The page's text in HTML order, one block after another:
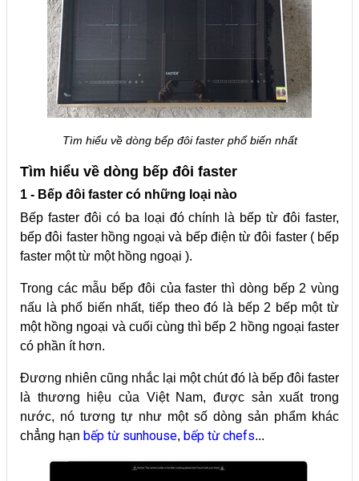
Tìm hiểu về dòng bếp đôi faster phổ biến nhất
Tìm hiểu về dòng bếp đôi faster
1 - Bếp đôi faster có những loại nào
Bếp faster đôi có ba loại đó chính là bếp từ đôi faster,
bếp đôi faster hồng ngoại và bếp điện từ đôi faster ( bếp
faster một từ một hồng ngoại ).
Trong các mẫu bếp đôi của faster thì dòng bếp 2 vùng
nấu là phổ biến nhất, tiếp theo đó là bếp 2 bếp một từ
một hồng ngoại và cuối cùng thì bếp 2 hồng ngoại faster
có phần ít hơn.
Đương nhiên cũng nhắc lại một chút đó là bếp đôi faster
là thương hiệu của Việt Nam, được sản xuất trong
nước, nó tương tự như một số dòng sản phẩm khác
chẳng hạn bếp từ sunhouse, bếp từ chefs...